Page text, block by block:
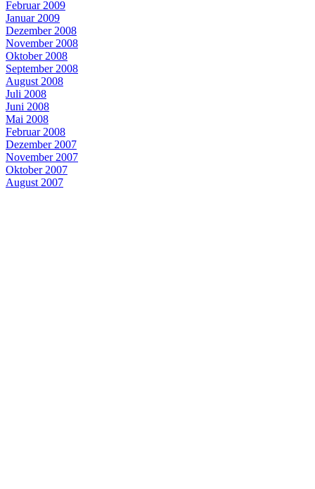
Februar 2009
Januar 2009
Dezember 2008
November 2008
Oktober 2008
September 2008
August 2008
Juli 2008
Juni 2008
Mai 2008
Februar 2008
Dezember 2007
November 2007
Oktober 2007
August 2007